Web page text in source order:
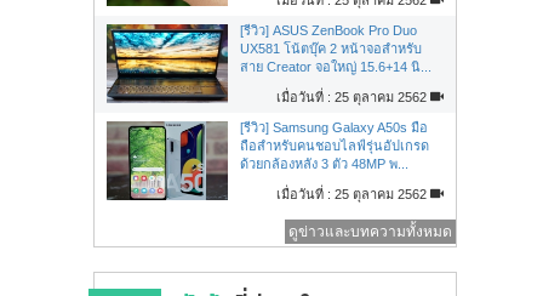
[รีวิว] ASUS ZenBook Pro Duo
UX581 โน้ตบุ๊ค 2 หน้าจอสำหรับ
สาย Creator จอใหญ่ 15.6+14 นิ...
เมื่อวันที่ : 25 ตุลาคม 2562
[รีวิว] Samsung Galaxy A50s มือ
ถือสำหรับคนชอบไลฟ์รุ่นอัปเกรด
ด้วยกล้องหลัง 3 ตัว 48MP พ...
เมื่อวันที่ : 25 ตุลาคม 2562
ดูข่าวและบทความทั้งหมด